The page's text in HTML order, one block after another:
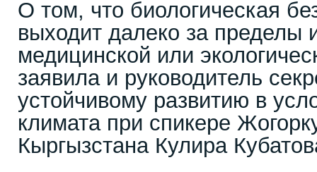
О том, что биологическая
выходит далеко за пределы
медицинской или
заявила и руководитель
устойчивому развитию в
климата при спикере
Кыргызстана Кулира